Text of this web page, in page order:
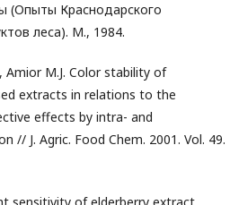
(Опыты Краснодарского
леса). М., 1984.
Amior M.J. Color stability of
extracts in relations to the
effects by intra- and
// J. Agric. Food Chem. 2001. Vol. 49.